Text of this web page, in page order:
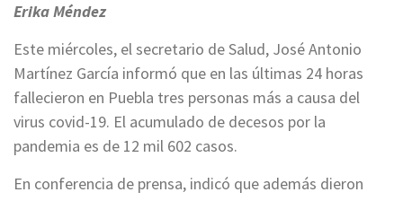
Erika Méndez
Este miércoles, el secretario de Salud, José Antonio
Martínez García informó que en las últimas 24 horas
fallecieron en Puebla tres personas más a causa del
virus covid-19. El acumulado de decesos por la
pandemia es de 12 mil 602 casos.
En conferencia de prensa, indicó que además dieron